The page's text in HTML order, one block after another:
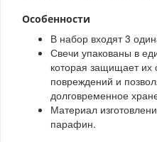
Особенности
В набор входят 3
Свечи упакованы в
которая защищает их
повреждений и
долговременное
Материал
парафин.